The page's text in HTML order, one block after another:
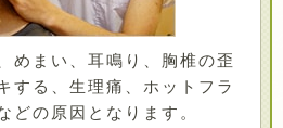
めまい、耳鳴り、胸椎の歪
する、生理痛、ホットフラ
どの原因となります。